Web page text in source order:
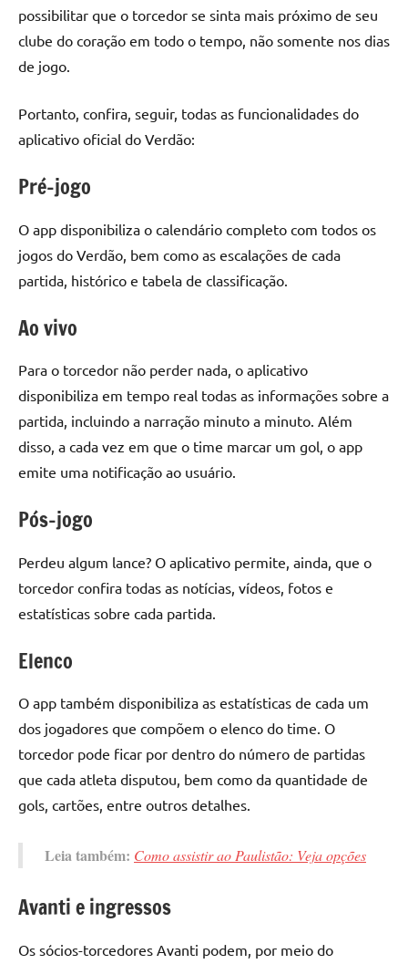
possibilitar que o torcedor se sinta mais próximo de seu
clube do coração em todo o tempo, não somente nos dias
de jogo.
Portanto, confira, seguir, todas as funcionalidades do
aplicativo oficial do Verdão:
Pré-jogo
O app disponibiliza o calendário completo com todos os
jogos do Verdão, bem como as escalações de cada
partida, histórico e tabela de classificação.
Ao vivo
Para o torcedor não perder nada, o aplicativo
disponibiliza em tempo real todas as informações sobre a
partida, incluindo a narração minuto a minuto. Além
disso, a cada vez em que o time marcar um gol, o app
emite uma notificação ao usuário.
Pós-jogo
Perdeu algum lance? O aplicativo permite, ainda, que o
torcedor confira todas as notícias, vídeos, fotos e
estatísticas sobre cada partida.
Elenco
O app também disponibiliza as estatísticas de cada um
dos jogadores que compõem o elenco do time. O
torcedor pode ficar por dentro do número de partidas
que cada atleta disputou, bem como da quantidade de
gols, cartões, entre outros detalhes.
Leia também: Como assistir ao Paulistão: Veja opções
Avanti e ingressos
Os sócios-torcedores Avanti podem, por meio do